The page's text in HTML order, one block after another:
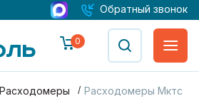
Обратный звонок
0
Расходомеры Расходомеры Мктс